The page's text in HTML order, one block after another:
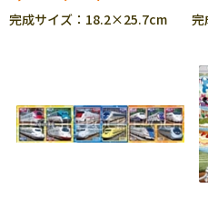
完成サイズ：18.2×25.7cm